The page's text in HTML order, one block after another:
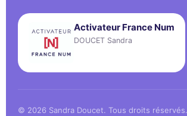
Activateur France Num
DOUCET Sandra
© 2026 Sandra Doucet. Tous droits réservés.